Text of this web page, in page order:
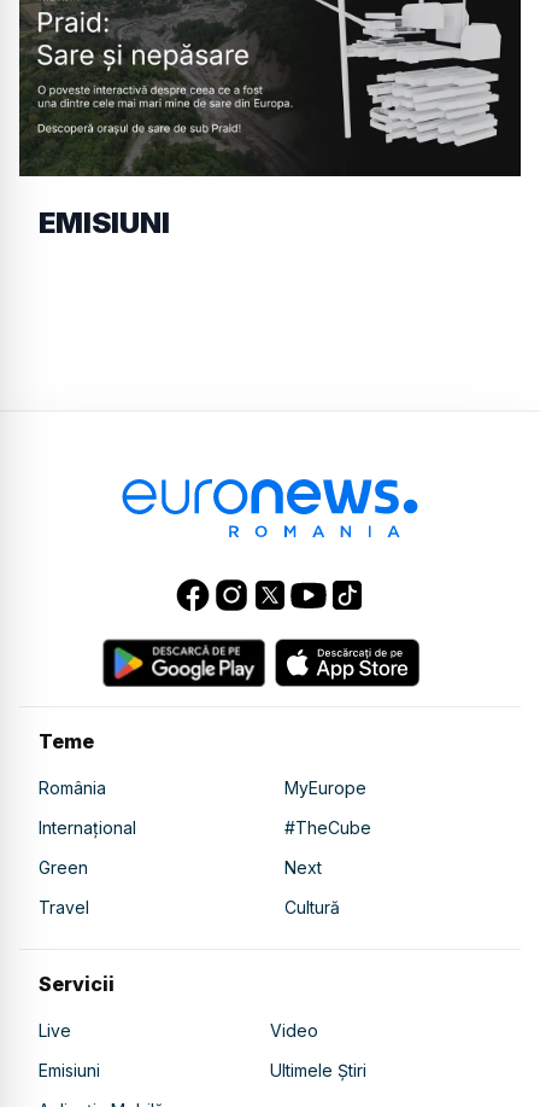
EMISIUNI
Teme
România
MyEurope
Internațional
#TheCube
Green
Next
Travel
Cultură
Servicii
Live
Video
Emisiuni
Ultimele Știri